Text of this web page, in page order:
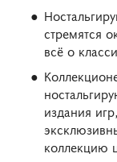
стремятся
всё о
издания
коллекцию